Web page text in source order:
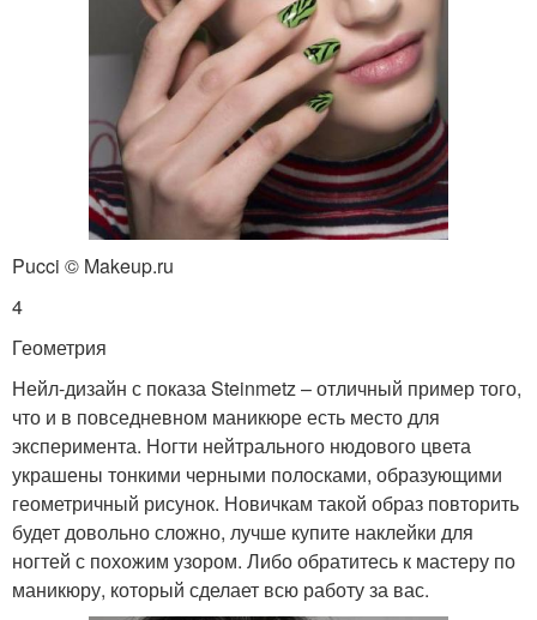
Pucci © Makeup.ru
4
Геометрия
Нейл-дизайн с показа Steinmetz – отличный пример того,
что и в повседневном маникюре есть место для
эксперимента. Ногти нейтрального нюдового цвета
украшены тонкими черными полосками, образующими
геометричный рисунок. Новичкам такой образ повторить
будет довольно сложно, лучше купите наклейки для
ногтей с похожим узором. Либо обратитесь к мастеру по
маникюру, который сделает всю работу за вас.